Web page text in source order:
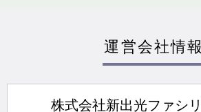
運営会社情報
株式会社新出光ファシ